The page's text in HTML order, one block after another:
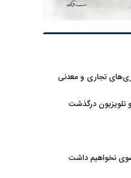
تجاری و معدنی
تلویزیون درگذشت
نخواهیم داشت